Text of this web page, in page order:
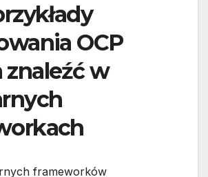
OCP
znaleźć w
frameworków